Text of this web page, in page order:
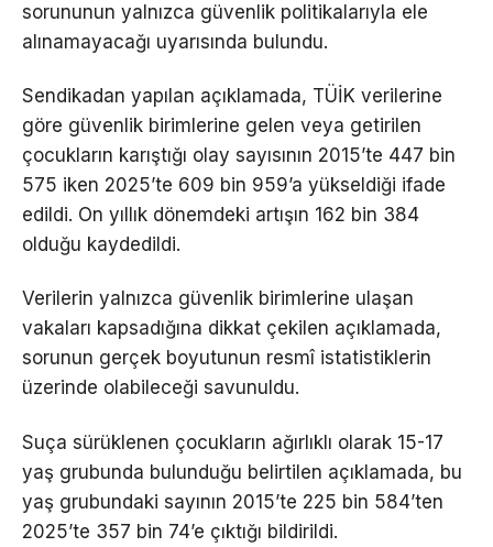
sorununun yalnızca güvenlik politikalarıyla ele
alınamayacağı uyarısında bulundu.
Sendikadan yapılan açıklamada, TÜİK verilerine
göre güvenlik birimlerine gelen veya getirilen
çocukların karıştığı olay sayısının 2015’te 447 bin
575 iken 2025’te 609 bin 959’a yükseldiği ifade
edildi. On yıllık dönemdeki artışın 162 bin 384
olduğu kaydedildi.
Verilerin yalnızca güvenlik birimlerine ulaşan
vakaları kapsadığına dikkat çekilen açıklamada,
sorunun gerçek boyutunun resmî istatistiklerin
üzerinde olabileceği savunuldu.
Suça sürüklenen çocukların ağırlıklı olarak 15-17
yaş grubunda bulunduğu belirtilen açıklamada, bu
yaş grubundaki sayının 2015’te 225 bin 584’ten
2025’te 357 bin 74’e çıktığı bildirildi.